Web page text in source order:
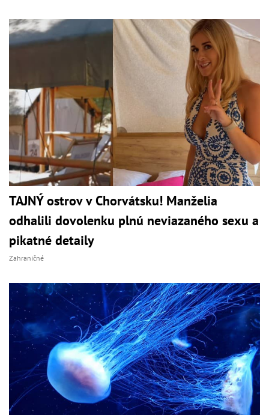
TAJNÝ ostrov v Chorvátsku! Manželia
odhalili dovolenku plnú neviazaného sexu a
pikatné detaily
Zahraničné